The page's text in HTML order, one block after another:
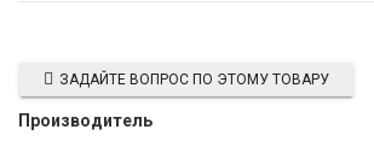
ЗАДАЙТЕ ВОПРОС ПО ЭТОМУ ТОВАРУ
Производитель